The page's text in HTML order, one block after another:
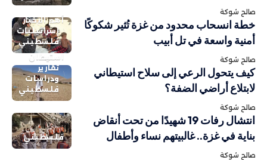
صالح شوكة
أهم الاخبار
إسرائيليات
فلسطيني
خطة انسحاب محدود من غزة تُثير شكوكًا
أمنية واسعة في تل أبيب
صالح شوكة
استيطان
تقارير
ودراسات
فلسطيني
كيف يتحول الرعي إلى سلاح استيطاني
لابتلاع أراضي الضفة؟
صالح شوكة
فلسطيني
انتشال رفات 19 شهيدًا من تحت أنقاض
بناية في غزة.. غالبيتهم نساء وأطفال
صالح شوكة